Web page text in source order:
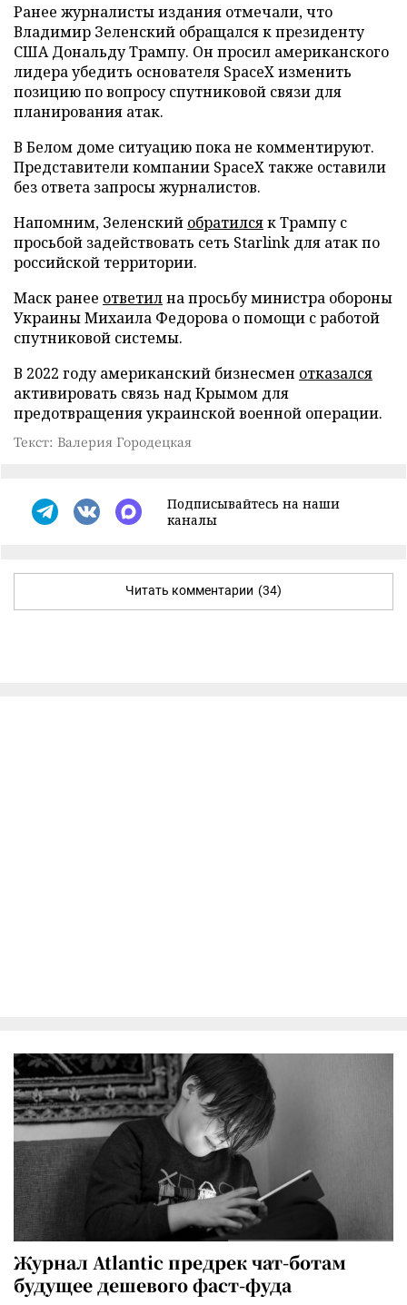
Ранее журналисты издания отмечали, что
Владимир Зеленский обращался к президенту
США Дональду Трампу. Он просил американского
лидера убедить основателя SpaceX изменить
позицию по вопросу спутниковой связи для
планирования атак.
В Белом доме ситуацию пока не комментируют.
Представители компании SpaceX также оставили
без ответа запросы журналистов.
Напомним, Зеленский обратилсяк Трампу с
просьбой задействовать сеть Starlink для атак по
российской территории.
Маск ранее ответилна просьбу министра обороны
Украины Михаила Федорова о помощи с работой
спутниковой системы.
В 2022 году американский бизнесмен отказался
активировать связь над Крымом для
предотвращения украинской военной операции.
Текст: Валерия Городецкая
Подписывайтесь на наши
каналы
Читать комментарии (34)
Журнал Atlantic предрек чат-ботам
будущее дешевого фаст-фуда